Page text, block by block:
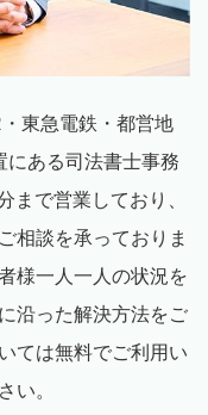
・東急電鉄・都営地
にある司法書士事務
まで営業しており、
相談を承っておりま
様一人一人の状況を
沿った解決方法をご
ては無料でご利用い
い。